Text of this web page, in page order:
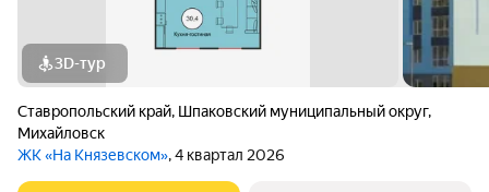
3D-тур
Ставропольский край, Шпаковский муниципальный округ,
Михайловск
ЖК «На Князевском», 4 квартал 2026